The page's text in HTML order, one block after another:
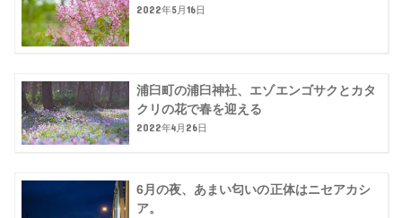
2022年5月16日
浦臼町の浦臼神社、エゾエンゴサクとカタ
クリの花で春を迎える
2022年4月26日
6月の夜、あまい匂いの正体はニセアカシ
ア。